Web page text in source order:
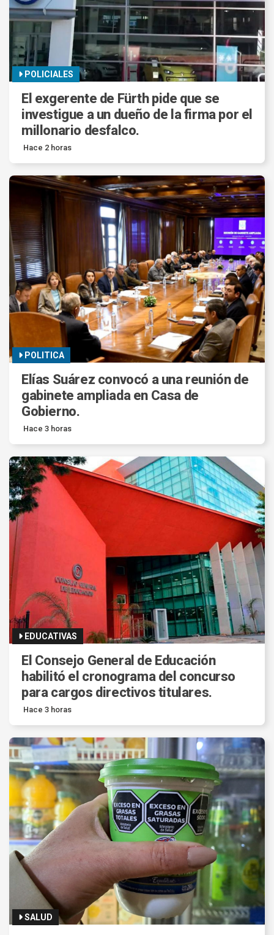
POLICIALES
El exgerente de Fürth pide que se
investigue a un dueño de la firma por el
millonario desfalco.
Hace 2 horas
POLITICA
Elías Suárez convocó a una reunión de
gabinete ampliada en Casa de
Gobierno.
Hace 3 horas
EDUCATIVAS
El Consejo General de Educación
habilitó el cronograma del concurso
para cargos directivos titulares.
Hace 3 horas
SALUD